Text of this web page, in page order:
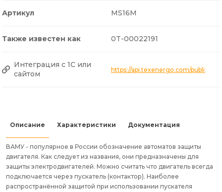
Артикул MS16M
Также известен как 0T-00022191
Интеграция с 1С или
сайтом
https://api.texenergo.com/public/
Описание Характеристики Документация
ВАМУ - популярное в России обозначение автоматов защиты
двигателя. Как следует из названия, они предназначены для
защиты электродвигателей. Можно считать что двигатель всегда
подключается через пускатель (контактор). Наиболее
распространённой защитой при использовании пускателя